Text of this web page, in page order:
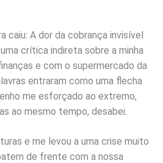
caiu: A dor da cobrança invisível
crítica indireta sobre a minha
e com o supermercado da
entraram como uma flecha
me esforçado ao extremo,
ao mesmo tempo, desabei.
e me levou a uma crise muito
de frente com a nossa